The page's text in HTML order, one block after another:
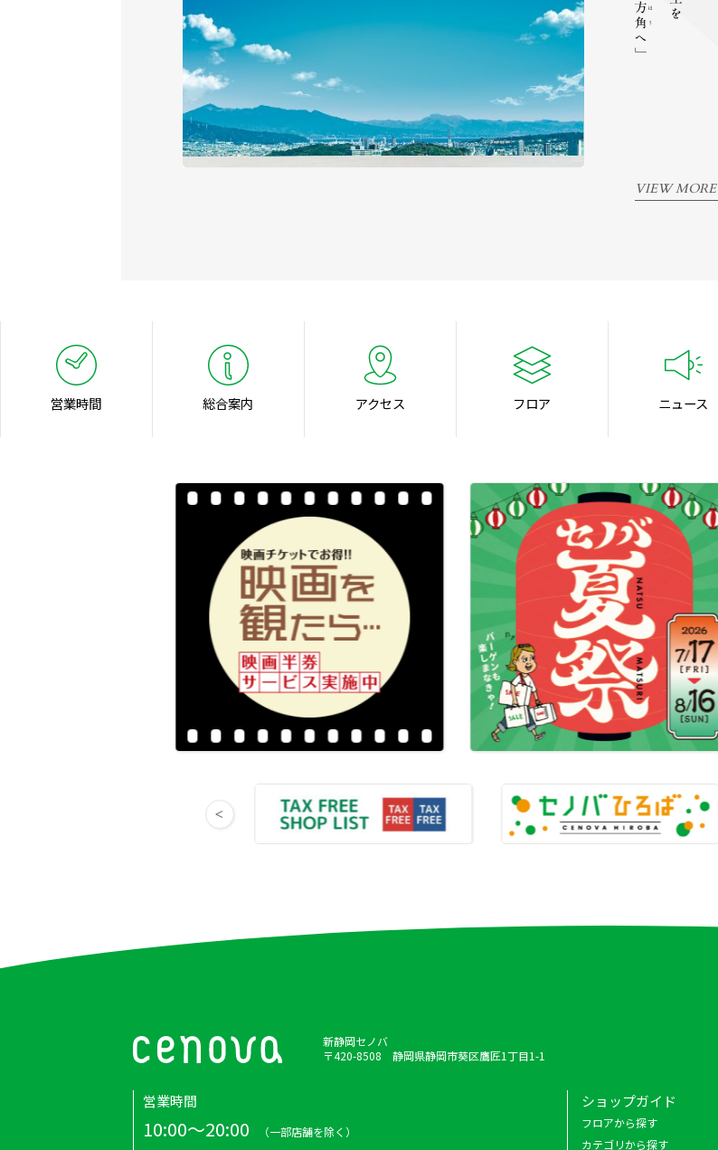
VIEW MORE
営業時間 総合案内 アクセス フロア ニュース
新静岡セノバ
〒420-8508 静岡県静岡市葵区鷹匠1丁目1-1
営業時間
10:00～20:00 （一部店舗を除く）
ショップガイド
フロアから探す
カテゴリから探す